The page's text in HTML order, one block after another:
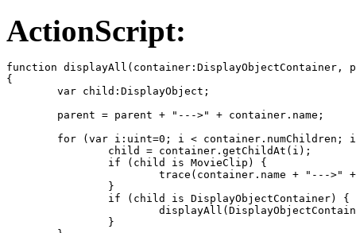
ActionScript:
function displayAll(container:DisplayObjectContainer,
{